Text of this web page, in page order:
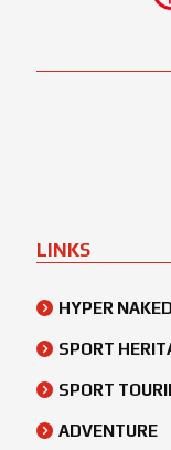
LINKS
HYPER NAKED
SPORT
SPORT
ADVENTURE